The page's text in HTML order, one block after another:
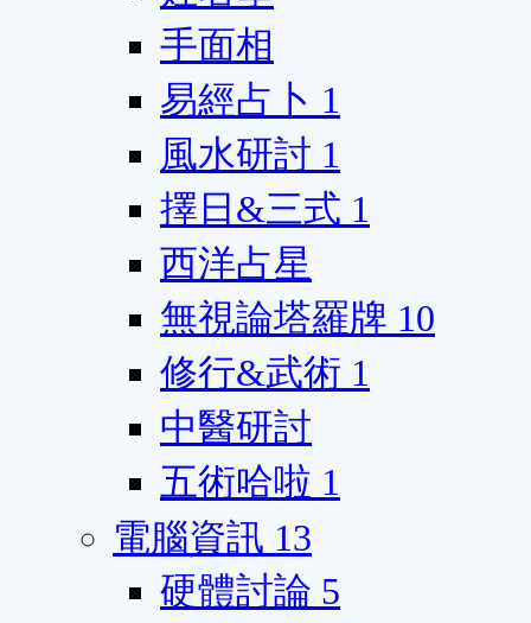
手面相
易經占卜 1
風水研討 1
擇日&三式 1
西洋占星
無視論塔羅牌 10
修行&武術 1
中醫研討
五術哈啦 1
電腦資訊 13
硬體討論 5